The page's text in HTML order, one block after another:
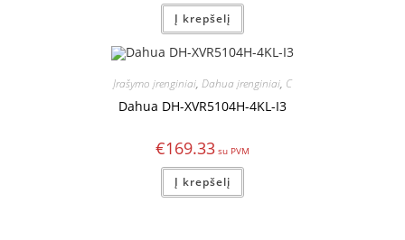
Į krepšelį
Įrašymo įrenginiai, Dahua įrenginiai, C
Dahua DH-XVR5104H-4KL-I3
€169.33
Į krepšelį